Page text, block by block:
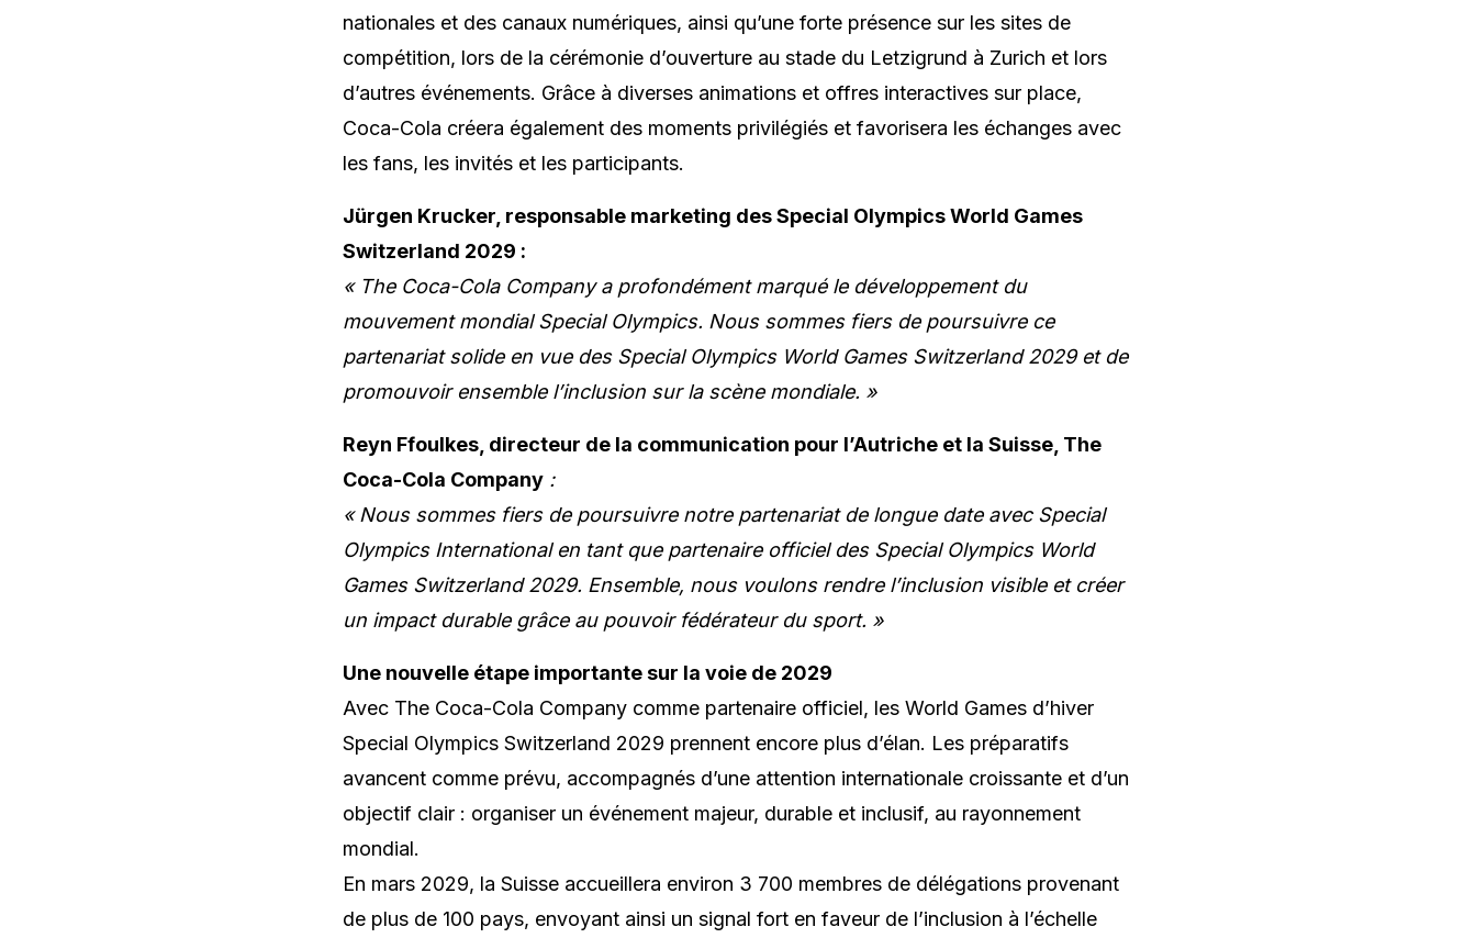
nationales et des canaux numériques, ainsi qu’une forte présence sur les sites de
compétition, lors de la cérémonie d’ouverture au stade du Letzigrund à Zurich et lors
d’autres événements. Grâce à diverses animations et offres interactives sur place,
Coca-Cola créera également des moments privilégiés et favorisera les échanges avec
les fans, les invités et les participants.
Jürgen Krucker, responsable marketing des Special Olympics World Games
Switzerland 2029 :
« The Coca-Cola Company a profondément marqué le développement du
mouvement mondial Special Olympics. Nous sommes fiers de poursuivre ce
partenariat solide en vue des Special Olympics World Games Switzerland 2029 et de
promouvoir ensemble l’inclusion sur la scène mondiale. »
Reyn Ffoulkes, directeur de la communication pour l’Autriche et la Suisse, The
Coca-Cola Company :
« Nous sommes fiers de poursuivre notre partenariat de longue date avec Special
Olympics International en tant que partenaire officiel des Special Olympics World
Games Switzerland 2029. Ensemble, nous voulons rendre l’inclusion visible et créer
un impact durable grâce au pouvoir fédérateur du sport. »
Une nouvelle étape importante sur la voie de 2029
Avec The Coca-Cola Company comme partenaire officiel, les World Games d’hiver
Special Olympics Switzerland 2029 prennent encore plus d’élan. Les préparatifs
avancent comme prévu, accompagnés d’une attention internationale croissante et d’un
objectif clair : organiser un événement majeur, durable et inclusif, au rayonnement
mondial.
En mars 2029, la Suisse accueillera environ 3 700 membres de délégations provenant
de plus de 100 pays, envoyant ainsi un signal fort en faveur de l’inclusion à l’échelle